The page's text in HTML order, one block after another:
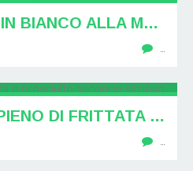
RICETTA COZZE IN BIANCO ALLA MARINARA
POLPETTONE RIPIENO DI FRITTATA E PROSCIUTTO SECONDO SFIZIOSO